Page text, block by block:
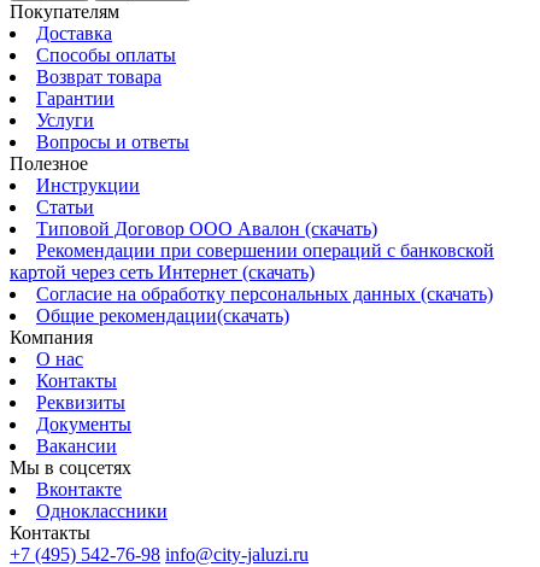
Покупателям
Доставка
Способы оплаты
Возврат товара
Гарантии
Услуги
Вопросы и ответы
Полезное
Инструкции
Статьи
Типовой Договор ООО Авалон (скачать)
Рекомендации при совершении операций с банковской
картой через сеть Интернет (скачать)
Согласие на обработку персональных данных (скачать)
Общие рекомендации(скачать)
Компания
О нас
Контакты
Реквизиты
Документы
Вакансии
Мы в соцсетях
Вконтакте
Одноклассники
Контакты
+7 (495) 542-76-98 info@city-jaluzi.ru